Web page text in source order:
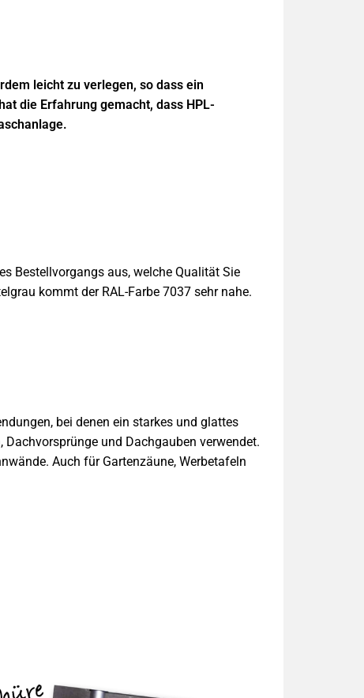
leicht zu verlegen, so dass ein
die Erfahrung gemacht, dass HPL-
Bestellvorgangs aus, welche Qualität Sie
kommt der RAL-Farbe 7037 sehr nahe.
bei denen ein starkes und glattes
und Dachgauben verwendet.
Auch für Gartenzäune, Werbetafeln